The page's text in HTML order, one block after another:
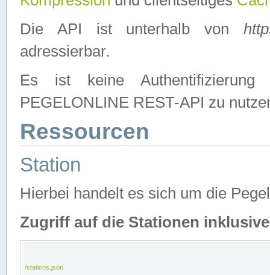
Die API ist unterhalb von
adressierbar.
Es ist keine
PEGELONLINE REST-API zu
Ressourcen
Station
Hierbei handelt es sich um die
Zugriff auf die Stationen
/stations.json